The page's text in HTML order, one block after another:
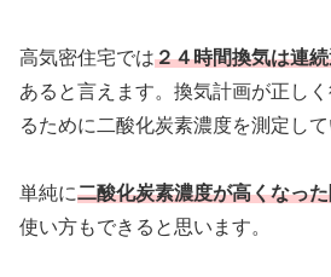
高気密住宅では２４時間換気は連
あると言えます。換気計画が正し
るために二酸化炭素濃度を測定して
単純に二酸化炭素濃度が高くなっ
使い方もできると思います。